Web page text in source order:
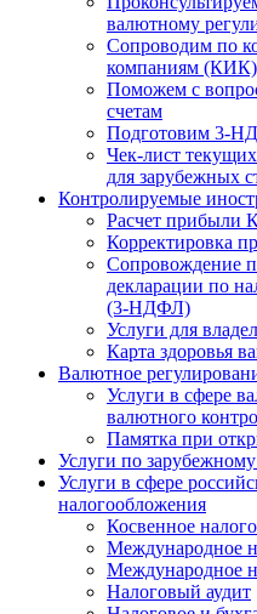
валютному
Сопроводим по
компаниям (КИК)
Поможем с
счетам
Подготовим 3-
Чек-лист
для зарубежных
Контролируемые
Расчет прибыли
Корректировка
Сопровождение
декларации по
(3-НДФЛ)
Услуги для
Карта здоровья
Валютное
Услуги в сфере
валютного
Памятка при
Услуги по
Услуги в сфере
налогообложения
Косвенное
Международное
Международное
Налоговый аудит